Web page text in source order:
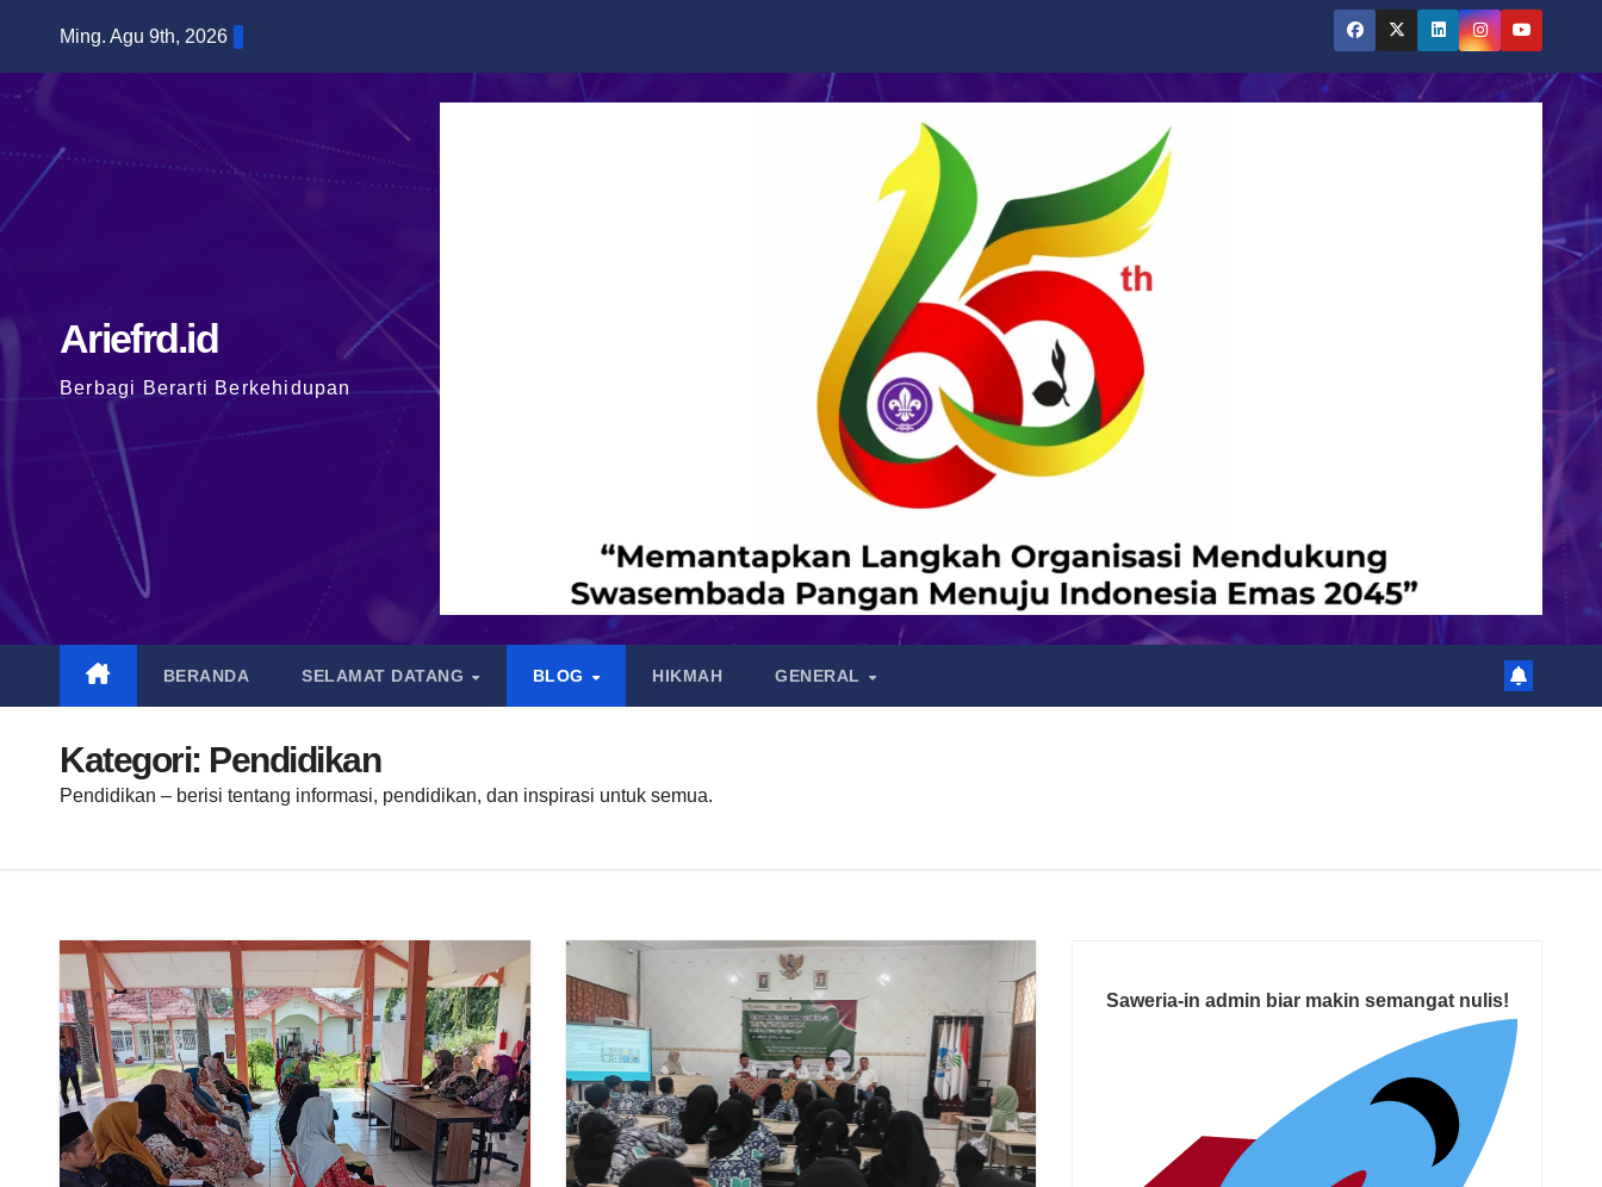
content
Ming. Agu 9th, 2026
Ariefrd.id
Berbagi Berarti Berkehidupan
BERANDA SELAMAT DATANG BLOG HIKMAH GENERAL
Kategori: Pendidikan
Pendidikan – berisi tentang informasi, pendidikan, dan inspirasi untuk semua.
Saweria-in admin biar makin semangat nulis!